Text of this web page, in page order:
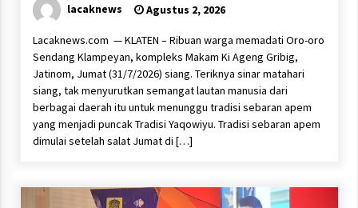
lacaknews Agustus 2, 2026
Lacaknews.com — KLATEN – Ribuan warga memadati Oro-oro
Sendang Klampeyan, kompleks Makam Ki Ageng Gribig,
Jatinom, Jumat (31/7/2026) siang. Teriknya sinar matahari
siang, tak menyurutkan semangat lautan manusia dari
berbagai daerah itu untuk menunggu tradisi sebaran apem
yang menjadi puncak Tradisi Yaqowiyu. Tradisi sebaran apem
dimulai setelah salat Jumat di […]